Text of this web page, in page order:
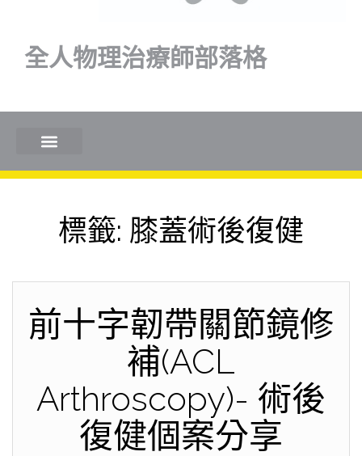
全人物理治療師部落格
標籤: 膝蓋術後復健
前十字韌帶關節鏡修
補(ACL
Arthroscopy)- 術後
復健個案分享